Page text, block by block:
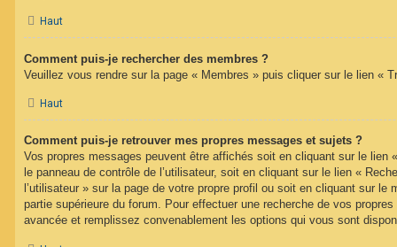
Haut
Comment puis-je rechercher des membres ?
Veuillez vous rendre sur la page « Membres » puis cliquer sur le lien «
Haut
Comment puis-je retrouver mes propres messages et sujets ?
Vos propres messages peuvent être affichés soit en cliquant sur le lien
le panneau de contrôle de l’utilisateur, soit en cliquant sur le lien «
l’utilisateur » sur la page de votre propre profil ou soit en cliquant sur le
partie supérieure du forum. Pour effectuer une recherche de vos
avancée et remplissez convenablement les options qui vous sont